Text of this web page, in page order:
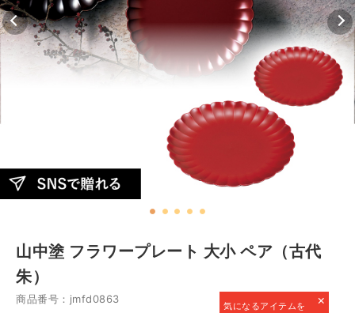
山中塗 フラワープレート 大小 ペア（古代
朱）
商品番号：jmfd0863 ×
気になるアイテムを